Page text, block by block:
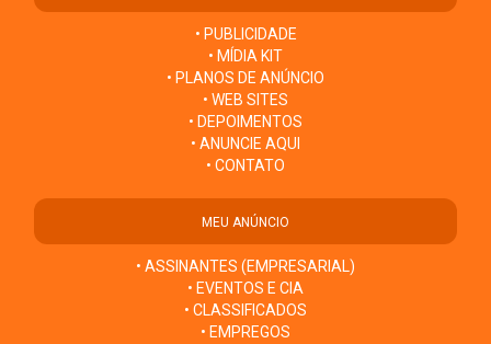
• PUBLICIDADE
• MÍDIA KIT
• PLANOS DE ANÚNCIO
• WEB SITES
• DEPOIMENTOS
• ANUNCIE AQUI
• CONTATO
MEU ANÚNCIO
• ASSINANTES (EMPRESARIAL)
• EVENTOS E CIA
• CLASSIFICADOS
• EMPREGOS